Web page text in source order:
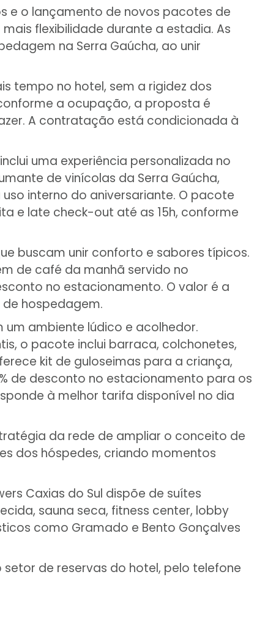
e o lançamento de novos pacotes de
flexibilidade durante a estadia. As
na Serra Gaúcha, ao unir
tempo no hotel, sem a rigidez dos
a ocupação, a proposta é
A contratação está condicionada à
uma experiência personalizada no
de vinícolas da Serra Gaúcha,
interno do aniversariante. O pacote
e late check-out até as 15h, conforme
buscam unir conforto e sabores típicos.
de café da manhã servido no
no estacionamento. O valor é a
hospedagem.
ambiente lúdico e acolhedor.
o pacote inclui barraca, colchonetes,
kit de guloseimas para a criança,
de desconto no estacionamento para os
à melhor tarifa disponível no dia
da rede de ampliar o conceito de
dos hóspedes, criando momentos
Caxias do Sul dispõe de suítes
sauna seca, fitness center, lobby
como Gramado e Bento Gonçalves
de reservas do hotel, pelo telefone